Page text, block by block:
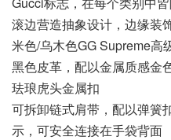
滚边营造抽象设计，边缘装
米色/乌木色GG Supreme高
黑色皮革，配以金属质感金
珐琅虎头金属扣
可拆卸链式肩带，配以弹簧
示，可安全连接在手袋背面